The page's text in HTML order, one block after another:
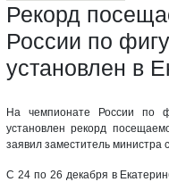
Рекорд
России по
установлен в
На чемпионате России по
установлен рекорд
заявил заместитель министра
С 24 по 26 декабря в